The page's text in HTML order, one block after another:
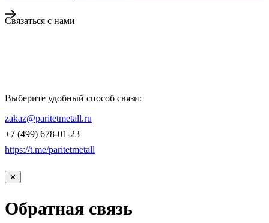
Связаться с нами
Выберите удобный способ связи:
zakaz@paritetmetall.ru
+7 (499) 678-01-23
https://t.me/paritetmetall
✕
Обратная связь